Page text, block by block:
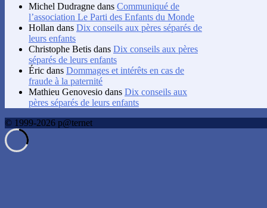
Michel Dudragne dans Communiqué de
l’association Le Parti des Enfants du Monde
Hollan dans Dix conseils aux pères séparés de
leurs enfants
Christophe Betis dans Dix conseils aux pères
séparés de leurs enfants
Éric dans Dommages et intérêts en cas de
fraude à la paternité
Mathieu Genovesio dans Dix conseils aux
pères séparés de leurs enfants
© 1999-2026 p@ternet